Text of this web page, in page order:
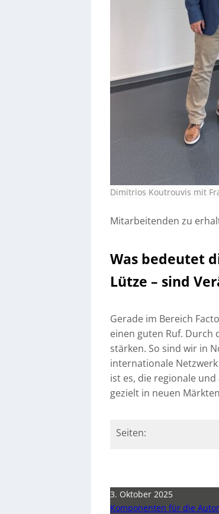
Dimitrios Koutrouvis mit
Mitarbeitenden zu
Was bedeutet
Lütze – sind
Gerade im Bereich
einen guten Ruf. Durch
stärken. So sind wir in
internationale
ist es, die regionale
gezielt in neuen
Seiten:
3. Oktober 2025
Komponenten für die